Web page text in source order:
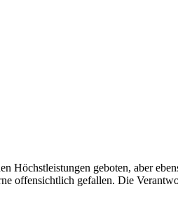
geboten, aber
offensichtlich gefallen. Die